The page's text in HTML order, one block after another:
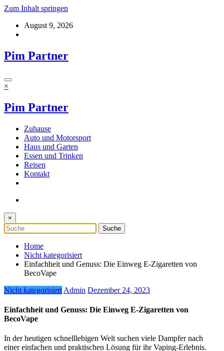
Zum Inhalt springen
August 9, 2026
Pim Partner
×
Pim Partner
Zuhause
Auto und Motorsport
Haus und Garten
Essen und Trinken
Reisen
Kontakt
×
Home
Nicht kategorisiert
Einfachheit und Genuss: Die Einweg E-Zigaretten von
BecoVape
Nicht kategorisiert Admin Dezember 24, 2023
Einfachheit und Genuss: Die Einweg E-Zigaretten von
BecoVape
In der heutigen schnelllebigen Welt suchen viele Dampfer nach
einer einfachen und praktischen Lösung für ihr Vaping-Erlebnis.